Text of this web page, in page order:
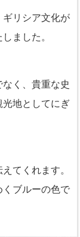
ギリシア文化が
ました。
く、貴重な史
光地としてにぎ
てくれます。
ブルーの色で